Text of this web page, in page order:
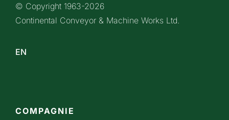
© Copyright 1963-2026
Continental Conveyor & Machine Works Ltd.
EN
COMPAGNIE